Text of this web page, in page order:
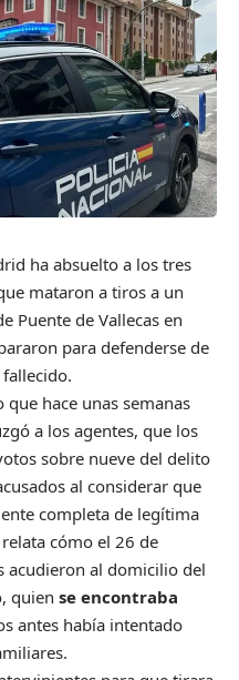
ha absuelto a los tres
mataron a tiros a un
Puente de Vallecas en
para defenderse de
hace unas semanas
a los agentes, que los
sobre nueve del delito
al considerar que
completa de legítima
cómo el 26 de
acudieron al domicilio del
quien se encontraba
antes había intentado